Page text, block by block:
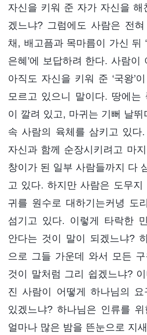
자신을 키워 준 자가 자신을 해
겠느냐? 그럼에도 사람은 전
채, 배고픔과 목마름이 가신 뒤
은혜’에 보답하려 한다. 사람이
아직도 자신을 키워 준 ‘국왕’
모르고 있으니 말이다. 땅에는
이 깔려 있고, 마귀는 기뻐 날뛰
속 사람의 육체를 삼키고 있다
자신과 함께 순장시키려고 마
창이가 된 일부 사람들까지 다
고 있다. 하지만 사람은 도무
귀를 원수로 대하기는커녕 도
섬기고 있다. 이렇게 타락한
안다는 것이 말이 되겠느냐?
으로 그들 가운데 와서 모든
것이 말처럼 그리 쉽겠느냐?
진 사람이 어떻게 하나님의
있겠느냐? 하나님은 인류를
얼마나 많은 밤을 뜬눈으로 지